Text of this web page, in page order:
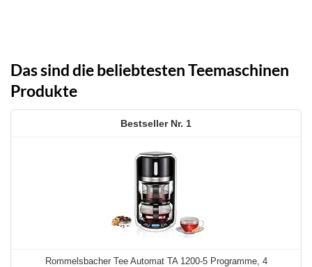
Das sind die beliebtesten Teemaschinen
Produkte
1
Rommelsbacher Tee Automat TA 1200-5 Programme, 4